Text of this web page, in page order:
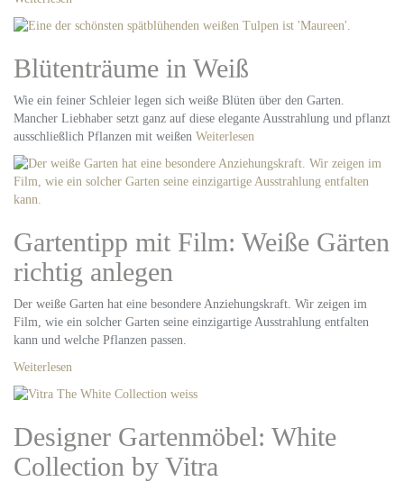
Blütenträume in Weiß
Wie ein feiner Schleier legen sich weiße Blüten über den Garten.
Mancher Liebhaber setzt ganz auf diese elegante Ausstrahlung und pflanzt
ausschließlich Pflanzen mit weißen Weiterlesen
Gartentipp mit Film: Weiße Gärten
richtig anlegen
Der weiße Garten hat eine besondere Anziehungskraft. Wir zeigen im
Film, wie ein solcher Garten seine einzigartige Ausstrahlung entfalten
kann und welche Pflanzen passen.
Weiterlesen
Designer Gartenmöbel: White
Collection by Vitra